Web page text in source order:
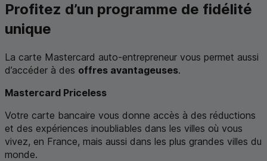
Profitez d’un programme de fidélité
unique
La carte Mastercard auto-entrepreneur vous permet aussi
d’accéder à des offres avantageuses.
Mastercard Priceless
Votre carte bancaire vous donne accès à des réductions
et des expériences inoubliables dans les villes où vous
vivez, en France, mais aussi dans les plus grandes villes du
monde.